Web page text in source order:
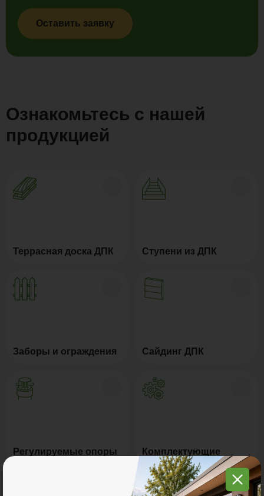
Оставить заявку
Ознакомьтесь с нашей
продукцией
Террасная доска ДПК Ступени из ДПК
Заборы и ограждения Сайдинг ДПК
Регулируемые опоры Комплектующие